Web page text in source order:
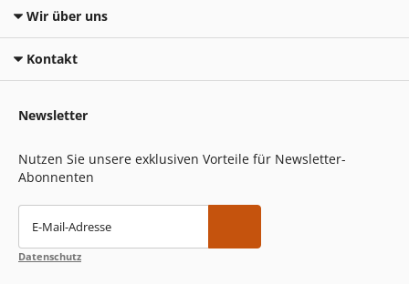
Wir über uns
Kontakt
Newsletter
Nutzen Sie unsere exklusiven Vorteile für Newsletter-
Abonnenten
E-Mail-Adresse
Datenschutz